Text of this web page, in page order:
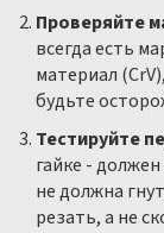
Проверяйте
всегда есть
материал
будьте
Тестируйте
гайке -
не должна
резать, а не